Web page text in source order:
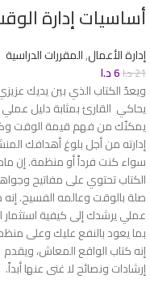
أساسيات إدارة
إدارة الأعمال,المقررات الدراسية
21د.ا6د.ا
ويعدّ الكتاب الذي بين يديك
يحاكي القارئ بمثابة دليل عملي
يمكنّك من فهم قيمة الوقت
إدارته من أجل بلوغ أهدافك
سواء كنت فرداً أو منظمة. إن
الكتاب تحتوي على مفاتيح
صلة بالوقت وعالمه الفسيح. إنه
عملي يرشدك إلى كيفية
بما يعود بالنفع عليك وعلى
إنه كتاب الواقع المعاش، ويقدم
إرشادات ونصائح لا غنى عنها أبداً.